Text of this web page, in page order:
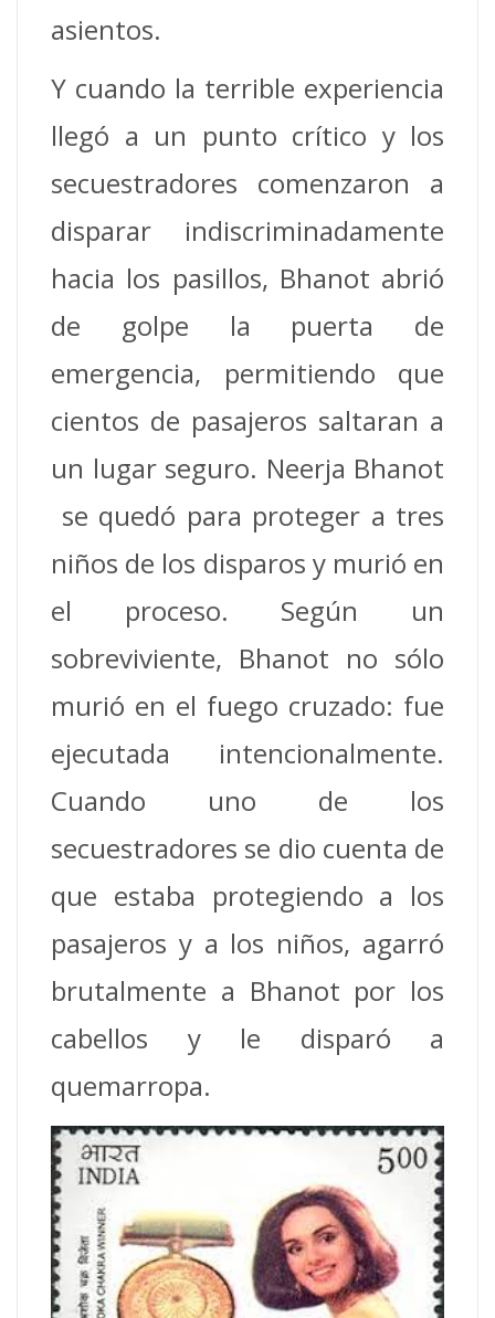
asientos.
Y cuando la terrible experiencia
llegó a un punto crítico y los
secuestradores comenzaron a
disparar indiscriminadamente
hacia los pasillos, Bhanot abrió
de golpe la puerta de
emergencia, permitiendo que
cientos de pasajeros saltaran a
un lugar seguro. Neerja Bhanot
se quedó para proteger a tres
niños de los disparos y murió en
el proceso. Según un
sobreviviente, Bhanot no sólo
murió en el fuego cruzado: fue
ejecutada intencionalmente.
Cuando uno de los
secuestradores se dio cuenta de
que estaba protegiendo a los
pasajeros y a los niños, agarró
brutalmente a Bhanot por los
cabellos y le disparó a
quemarropa.